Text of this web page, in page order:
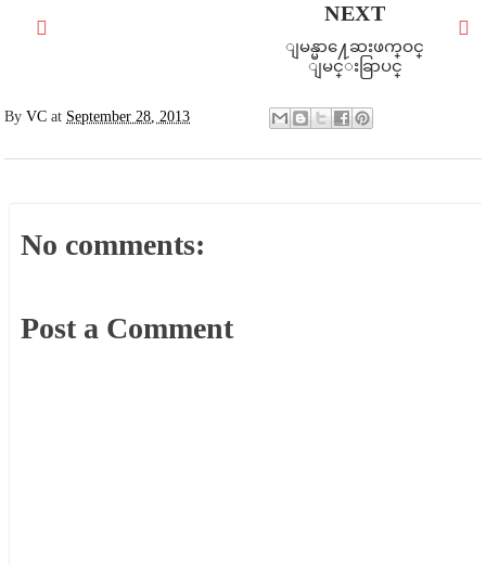
NEXT
ျမန္မာ႔ေဆးဖက္ဝင္
ျမင္းခြာပင္
ByVC at September 28, 2013
No comments:
Post a Comment